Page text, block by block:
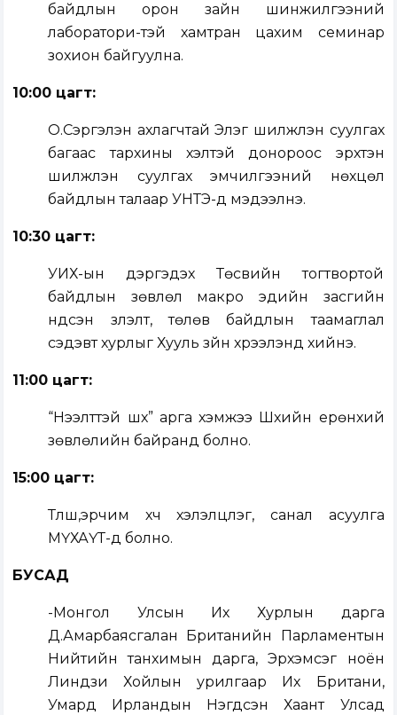
байдлын орон зайн шинжилгээний
лаборатори-тэй хамтран цахим семинар
зохион байгуулна.
10:00 цагт:
О.Сэргэлэн ахлагчтай Элэг шилжүүлэн суулгах
багаас тархины үхэлтэй донороос эрхтэн
шилжүүлэн суулгах эмчилгээний нөхцөл
байдлын талаар УНТЭ-д мэдээлнэ.
10:30 цагт:
УИХ-ын дэргэдэх Төсвийн тогтвортой
байдлын зөвлөл макро эдийн засгийн
үндсэн үзүүлэлт, төлөв байдлын таамаглал
сэдэвт хурлыг Хууль зүйн хүрээлэнд хийнэ.
11:00 цагт:
“Нээлттэй шүүх” арга хэмжээ Шүүхийн ерөнхий
зөвлөлийн байранд болно.
15:00 цагт:
Түлш,эрчим хүч хэлэлцүүлэг, санал асуулга
МҮХАҮТ-д болно.
БУСАД
-Монгол Улсын Их Хурлын дарга
Д.Амарбаясгалан Британийн Парламентын
Нийтийн танхимын дарга, Эрхэмсэг ноён
Линдзи Хойлын урилгаар Их Британи,
Умард Ирландын Нэгдсэн Хаант Улсад